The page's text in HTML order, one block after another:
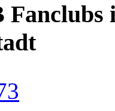
Fanclubs